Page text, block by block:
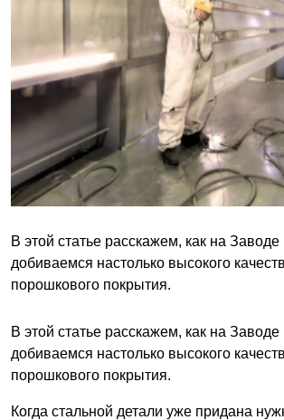
В этой статье расскажем, как на
добиваемся настолько высокого
порошкового покрытия.
В этой статье расскажем, как на
добиваемся настолько высокого
порошкового покрытия.
Когда стальной детали уже придана